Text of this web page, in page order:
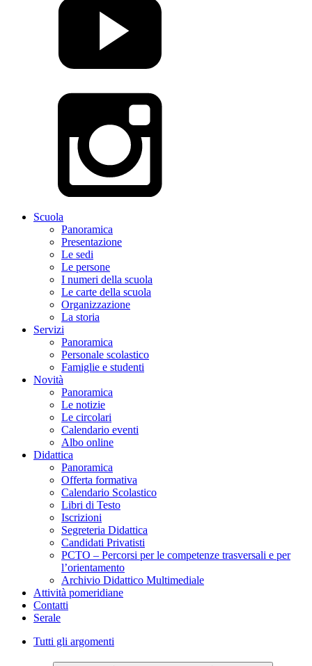
Scuola
Panoramica
Presentazione
Le sedi
Le persone
I numeri della scuola
Le carte della scuola
Organizzazione
La storia
Servizi
Panoramica
Personale scolastico
Famiglie e studenti
Novità
Panoramica
Le notizie
Le circolari
Calendario eventi
Albo online
Didattica
Panoramica
Offerta formativa
Calendario Scolastico
Libri di Testo
Iscrizioni
Segreteria Didattica
Candidati Privatisti
PCTO – Percorsi per le competenze trasversali e per
l’orientamento
Archivio Didattico Multimediale
Attività pomeridiane
Contatti
Serale
Tutti gli argomenti